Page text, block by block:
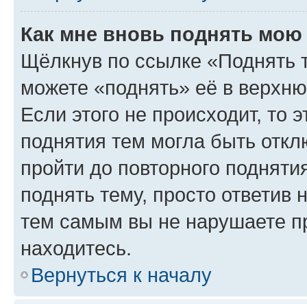
Как мне вновь поднять мою
Щёлкнув по ссылке «Поднять
можете «поднять» её в
Если этого не происходит, то
поднятия тем могла быть
пройти до повторного
поднять тему, просто ответив
тем самым вы не нарушаете
находитесь.
Вернуться к началу